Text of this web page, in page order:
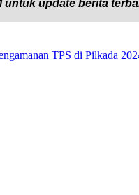
untuk update berita
TPS di Pilkada